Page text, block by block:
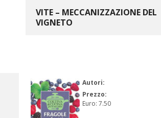
VITE – MECCANIZZAZIONE DEL
VIGNETO
Autori:
Prezzo:
Euro: 7.50